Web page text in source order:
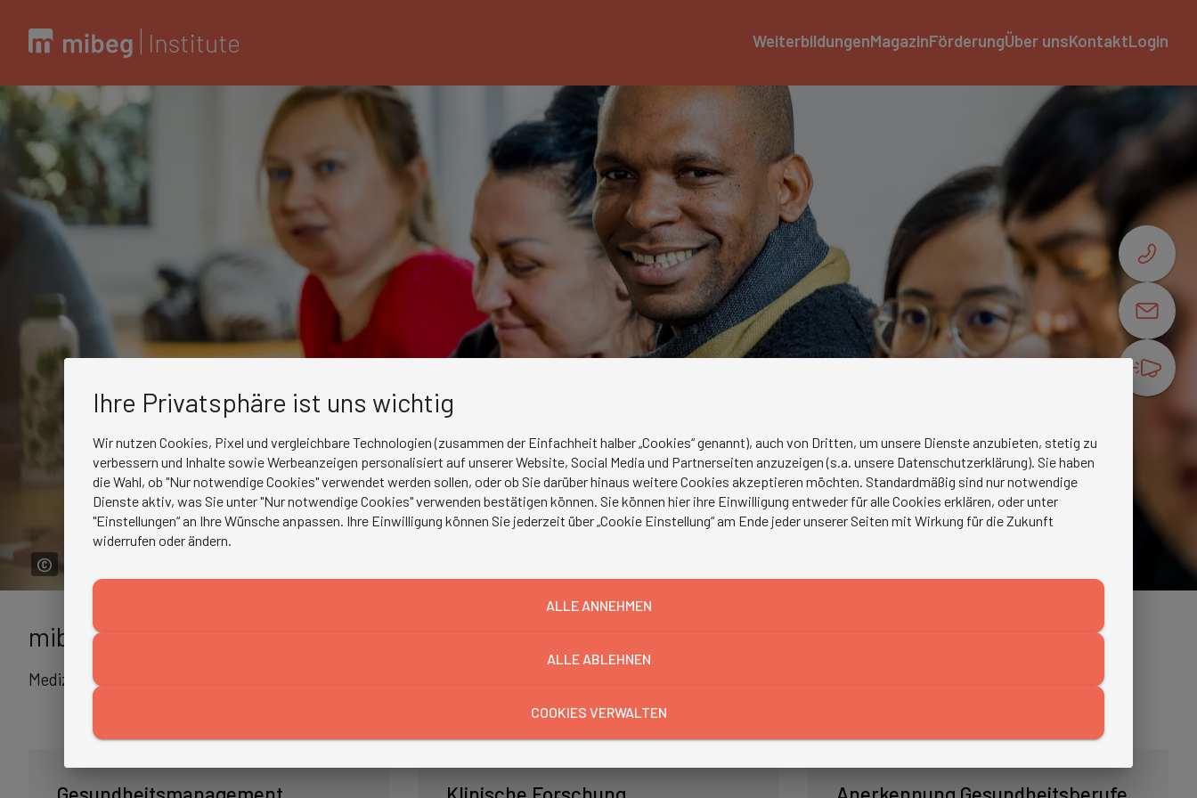
WeiterbildungenMagazinFörderungÜber unsKontaktLogin
©
mibeg |
Medizin
Ihre Privatsphäre ist uns wichtig
Wir nutzen Cookies, Pixel und vergleichbare Technologien (zusammen der Einfachheit halber „Cookies“ genannt), auch von Dritten, um unsere Dienste anzubieten, stetig zu
verbessern und Inhalte sowie Werbeanzeigen personalisiert auf unserer Website, Social Media und Partnerseiten anzuzeigen (s.a. unsere Datenschutzerklärung). Sie haben
die Wahl, ob "Nur notwendige Cookies" verwendet werden sollen, oder ob Sie darüber hinaus weitere Cookies akzeptieren möchten. Standardmäßig sind nur notwendige
Dienste aktiv, was Sie unter "Nur notwendige Cookies" verwenden bestätigen können. Sie können hier ihre Einwilligung entweder für alle Cookies erklären, oder unter
"Einstellungen“ an Ihre Wünsche anpassen. Ihre Einwilligung können Sie jederzeit über „Cookie Einstellung“ am Ende jeder unserer Seiten mit Wirkung für die Zukunft
widerrufen oder ändern.
ALLE ANNEHMEN
ALLE ABLEHNEN
COOKIES VERWALTEN